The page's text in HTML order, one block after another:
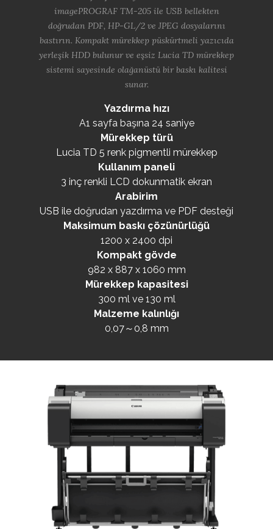
imagePROGRAF TM-205 ile USB bellekten
doğrudan PDF, HP-GL/2 ve JPEG dosyalarını
bastırın. Kompakt mürekkep püskürtmeli yazıcıda
yerleşik HDD bulunur ve eşsiz Lucia TD mürekkep
sistemi sayesinde olağanüstü bir baskı kalitesi
sunar.
Yazdırma hızı
A1 sayfa başına 24 saniye
Mürekkep türü
Lucia TD 5 renk pigmentli mürekkep
Kullanım paneli
3 inç renkli LCD dokunmatik ekran
Arabirim
USB ile doğrudan yazdırma ve PDF desteği
Maksimum baskı çözünürlüğü
1200 x 2400 dpi
Kompakt gövde
982 x 887 x 1060 mm
Mürekkep kapasitesi
300 ml ve 130 ml
Malzeme kalınlığı
0,07～0,8 mm